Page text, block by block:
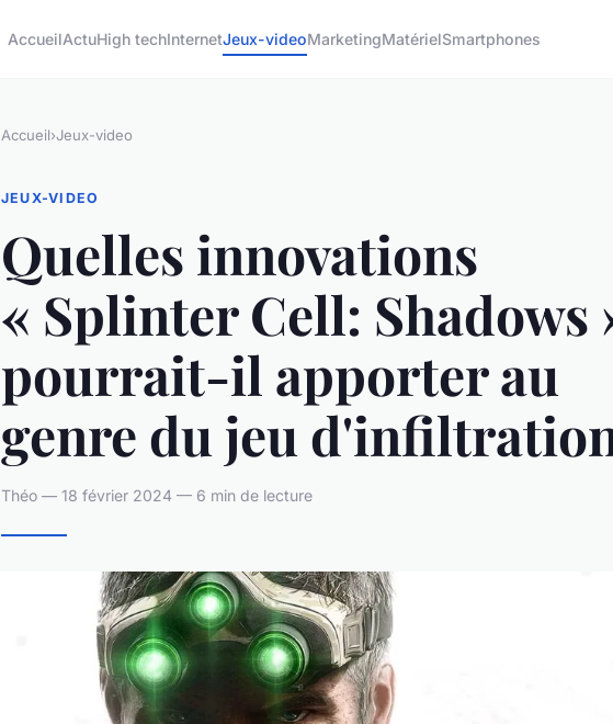
AccueilActuHigh techInternetJeux-videoMarketingMatérielSmartphones
Accueil›Jeux-video
JEUX-VIDEO
Quelles innovations
« Splinter Cell: Shadows
pourrait-il apporter au
genre du jeu
Théo — 18 février 2024 — 6 min de lecture